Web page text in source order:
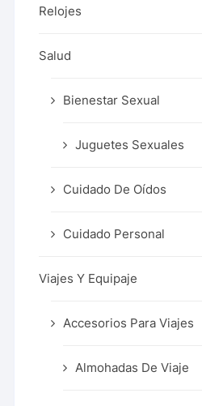
Relojes
Salud
Bienestar Sexual
Juguetes Sexuales
Cuidado De Oídos
Cuidado Personal
Viajes Y Equipaje
Accesorios Para Viajes
Almohadas De Viaje